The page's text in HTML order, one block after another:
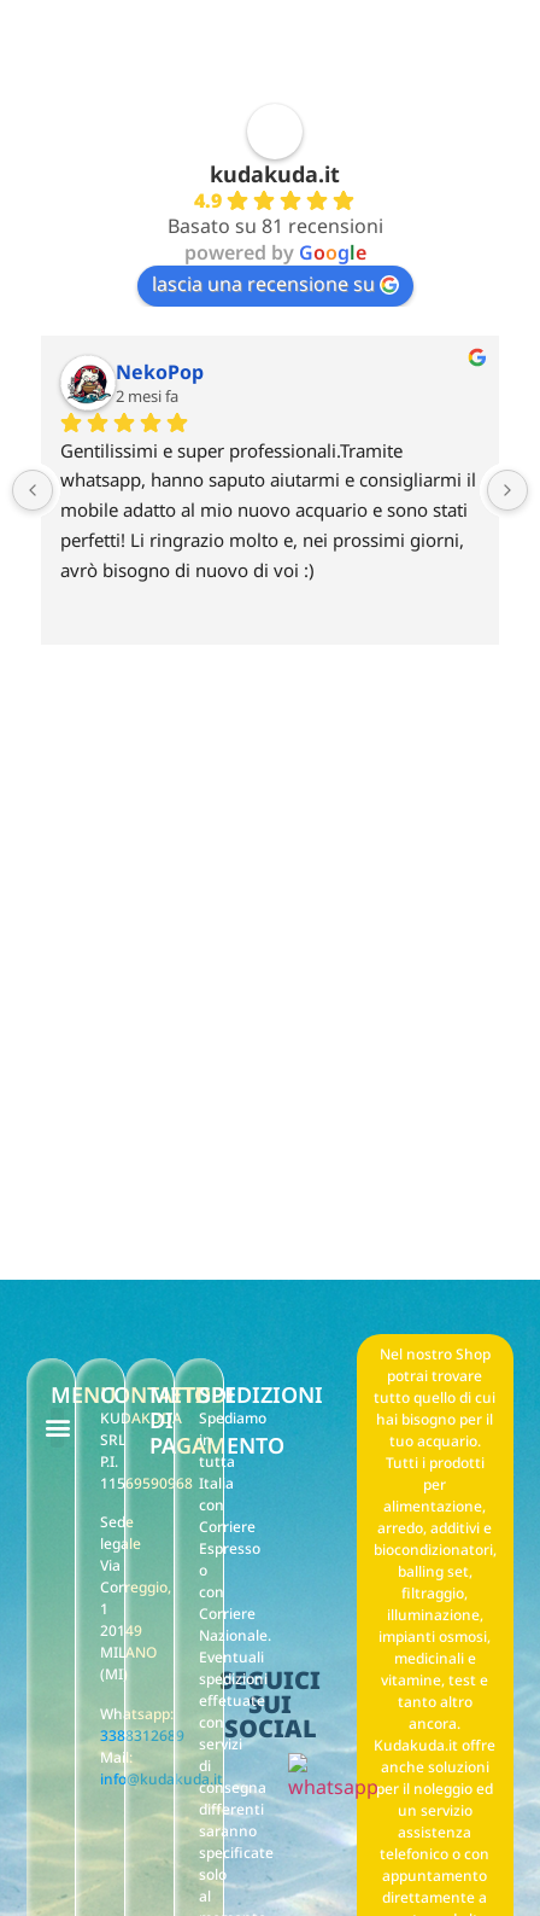
kudakuda.it
4.9
Basato su 81 recensioni
powered by Google
lascia una recensione su
il
e sono stati
giorni,
Non ho potuto prendere a noleggio una
xr30 g6 blu per poi riscattarla perché si
solo pagamenti con carta di credito ed ho
annullato l’ordine ! Non capisco perché
accettano le carte prepagate? Un po
Nel nostro Shop
potrai trovare
tutto quello di cui
hai bisogno per il
tuo acquario.
Tutti i prodotti
per
alimentazione,
arredo, additivi e
biocondizionatori,
balling set,
filtraggio,
illuminazione,
impianti osmosi,
medicinali e
vitamine, test e
tanto altro
ancora.
Kudakuda.it offre
anche soluzioni
per il noleggio ed
un servizio
assistenza
telefonico o con
appuntamento
direttamente a
SEGUICI
SUI
SOCIAL
MENUCONTATTI
KUDAKUDA
SRL
P.I.
11569590968
Sede
legale
Via
Correggio,
1
20149
MILANO
(MI)
Whatsapp:
3388312689
Mail:
info@kudakuda.it
METODI
DI
PAGAMENTO
SPEDIZIONI
Spediamo
in
tutta
Italia
con
Corriere
Espresso
o
con
Corriere
Nazionale.
Eventuali
spedizioni
effetuate
con
servizi
di
consegna
differenti
saranno
specificate
solo
al